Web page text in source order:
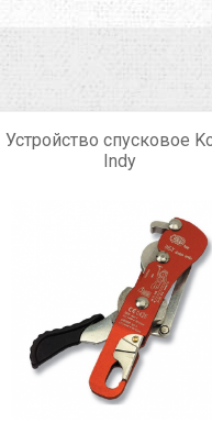
Устройство спусковое
Indy